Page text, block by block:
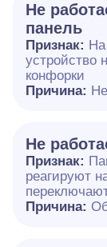
Не
панель
Признак: На
устройство
конфорки
Причина:
Не
Признак:
реагируют
Причина: